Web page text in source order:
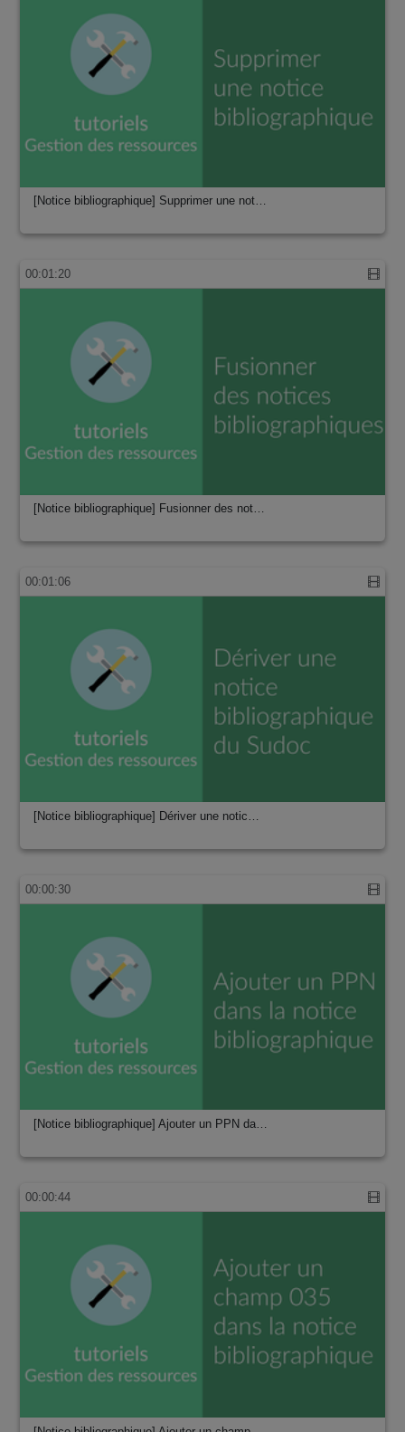
[Notice bibliographique] Supprimer une not…
00:01:20
[Notice bibliographique] Fusionner des not…
00:01:06
[Notice bibliographique] Dériver une notic…
00:00:30
[Notice bibliographique] Ajouter un PPN da…
00:00:44